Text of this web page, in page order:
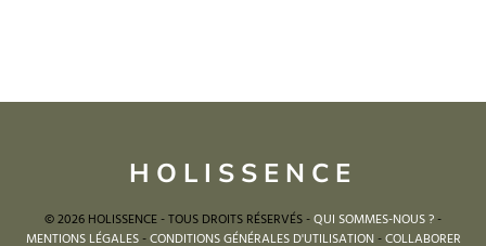
HOLISSENCE
© 2026 HOLISSENCE - TOUS DROITS RÉSERVÉS -QUI SOMMES-NOUS ?-
MENTIONS LÉGALES-CONDITIONS GÉNÉRALES D'UTILISATION-COLLABORER